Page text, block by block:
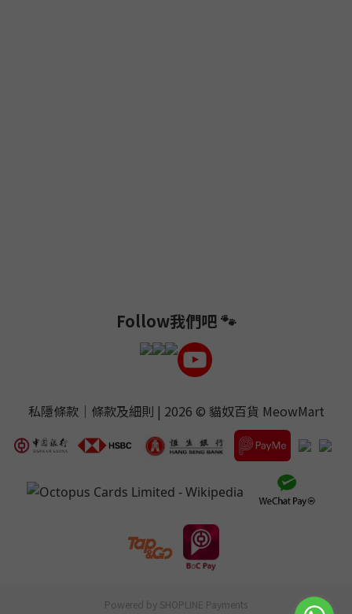
Follow我們吧 🐾
私隱條款｜ 條款及細則 | 2026 © 貓奴百貨 MeowMart
Powered by SHOPLINE Payments